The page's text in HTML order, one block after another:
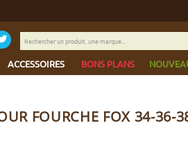
ACCESSOIRES BONS PLANS
FOURCHE FOX 34-36-